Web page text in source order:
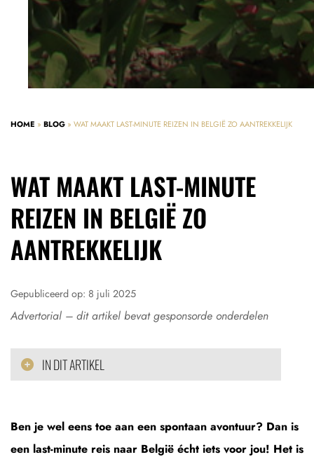
HOME » BLOG » WAT MAAKT LAST-MINUTE REIZEN IN BELGIË ZO AANTREKKELIJK
WAT MAAKT LAST-MINUTE
REIZEN IN BELGIË ZO
AANTREKKELIJK
Gepubliceerd op: 8 juli 2025
Advertorial – dit artikel bevat gesponsorde onderdelen
IN DIT ARTIKEL
Ben je wel eens toe aan een spontaan avontuur? Dan is
een last-minute reis naar België écht iets voor jou! Het is